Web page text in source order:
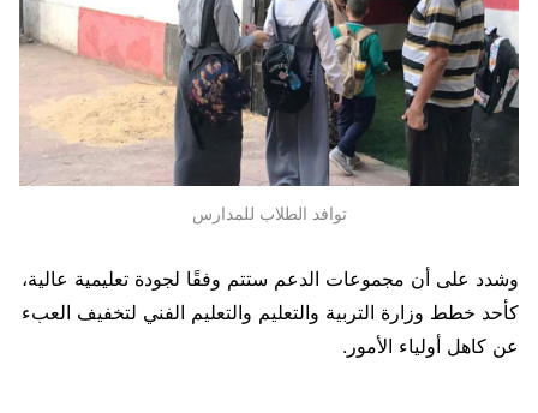
توافد الطلاب للمدارس
وشدد على أن مجموعات الدعم ستتم وفقًا لجودة تعليمية عالية،
كأحد خطط وزارة التربية والتعليم والتعليم الفني لتخفيف العبء
عن كاهل أولياء الأمور.